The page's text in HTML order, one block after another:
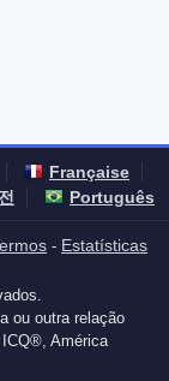
Française
Português
- Estatísticas
ou outra relação
América